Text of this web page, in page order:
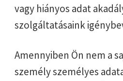
vagy hiányos adat
szolgáltatásaink
Amennyiben Ön nem a
személy személyes